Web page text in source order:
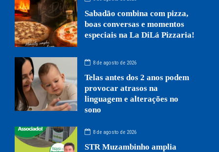
Sabadão combina com pizza,
boas conversas e momentos
especiais na La DiLá Pizzaria!
8 de agosto de 2026
Telas antes dos 2 anos podem
provocar atrasos na
linguagem e alterações no
sono
8 de agosto de 2026
STR Muzambinho amplia